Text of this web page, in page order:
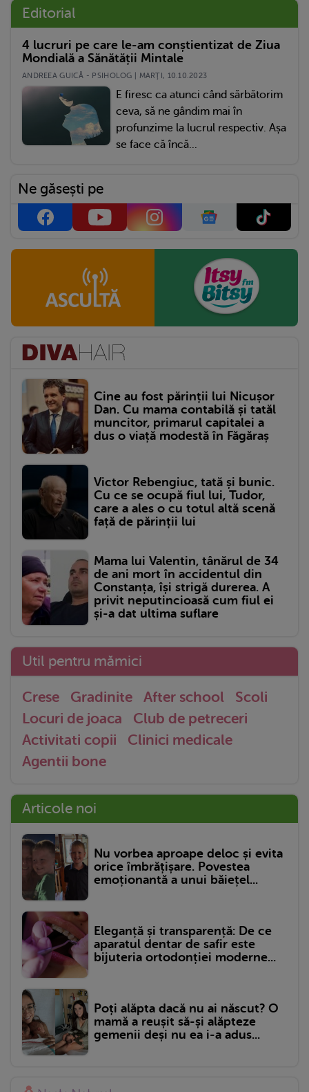
Editorial
4 lucruri pe care le-am conștientizat de Ziua
Mondială a Sănătății Mintale
ANDREEA GUICĂ - PSIHOLOG | MARŢI, 10.10.2023
E firesc ca atunci când sărbătorim
ceva, să ne gândim mai în
profunzime la lucrul respectiv. Așa
se face că încă...
Ne găsești pe
Cine au fost părinții lui Nicușor
Dan. Cu mama contabilă și tatăl
muncitor, primarul capitalei a
dus o viață modestă în Făgăraș
Victor Rebengiuc, tată și bunic.
Cu ce se ocupă fiul lui, Tudor,
care a ales o cu totul altă scenă
față de părinții lui
Mama lui Valentin, tânărul de 34
de ani mort în accidentul din
Constanța, își strigă durerea. A
privit neputincioasă cum fiul ei
și-a dat ultima suflare
Util pentru mămici
Crese Gradinite After school
Scoli
Locuri de joaca
Club de petreceri
Activitati copii
Clinici medicale
Agentii bone
Articole noi
Nu vorbea aproape deloc și evita
orice îmbrățișare. Povestea
emoționantă a unui băiețel...
Eleganță și transparență: De ce
aparatul dentar de safir este
bijuteria ortodonției moderne...
Poți alăpta dacă nu ai născut? O
mamă a reușit să-și alăpteze
gemenii deși nu ea i-a adus...